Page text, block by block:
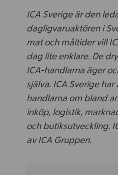
ICA Sverige är den
dagligvaruaktören i
mat och måltider vill
dag lite enklare. De
ICA-handlarna äger
själva. ICA Sverige
handlarna om bland
inköp, logistik,
och butiksutveckling.
av ICA Gruppen.